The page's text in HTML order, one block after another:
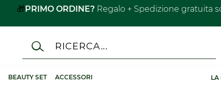
🎁PRIMO ORDINE? Regalo + Spedizione gratuita
BEAUTY SET ACCESSORI LA